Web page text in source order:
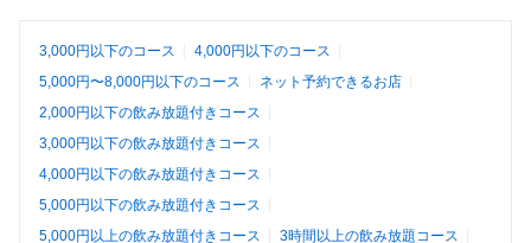
3,000円以下のコース
4,000円以下のコース
5,000円〜8,000円以下のコース
ネット予約できるお店
2,000円以下の飲み放題付きコース
3,000円以下の飲み放題付きコース
4,000円以下の飲み放題付きコース
5,000円以下の飲み放題付きコース
5,000円以上の飲み放題付きコース
3時間以上の飲み放題コース